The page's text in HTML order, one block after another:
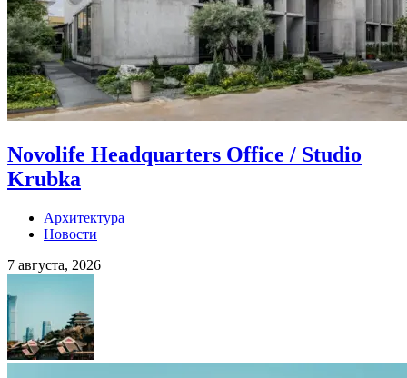
Novolife Headquarters Office / Studio
Krubka
Архитектура
Новости
7 августа, 2026